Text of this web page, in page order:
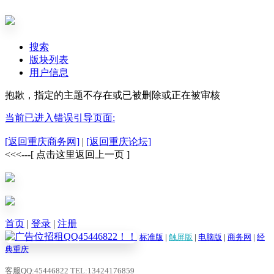
搜索
版块列表
用户信息
抱歉，指定的主题不存在或已被删除或正在被审核
当前已进入错误引导页面:
[返回重庆商务网] | [返回重庆论坛]
<<<---[ 点击这里返回上一页 ]
首页 | 登录 | 注册
标准版 | 触屏版 | 电脑版 | 商务网 | 经
典重庆
客服QQ:45446822 TEL:13424176859